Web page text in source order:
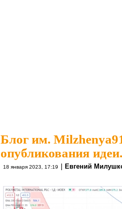
Блог им.
опубликования
18 января 2023, 17:19 Евгений